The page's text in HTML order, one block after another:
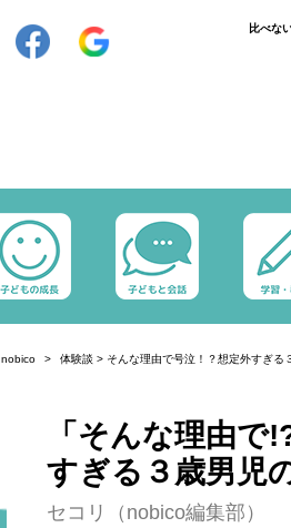
比べな
nobico 体験談 > そんな理由で号泣！？想定外すぎる
「そんな理由
すぎる３歳男児
セコリ（nobico編集部）